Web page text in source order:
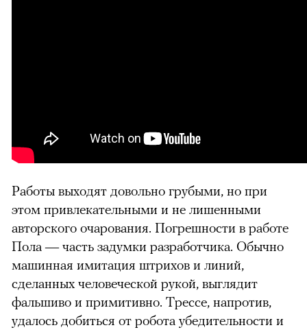
Работы выходят довольно грубыми, но при
этом привлекательными и не лишенными
авторского очарования. Погрешности в работе
Пола — часть задумки разработчика. Обычно
машинная имитация штрихов и линий,
сделанных человеческой рукой, выглядит
фальшиво и примитивно. Трессе, напротив,
удалось добиться от робота убедительности и